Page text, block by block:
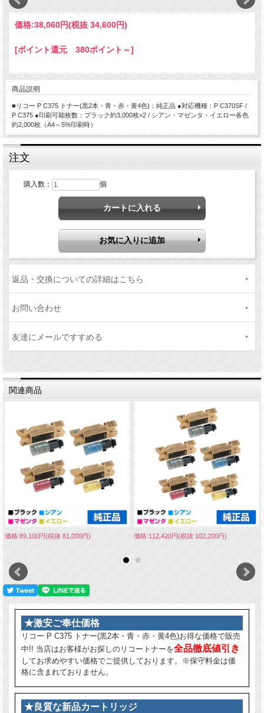
価格:38,060円(税抜 34,600円)
[ポイント還元 380ポイント～]
商品説明
■リコー P C375 トナー(黒2本・青・赤・黄4色)：純正品 ●対応機種：P C370SF /
P C375 ●印刷可能枚数：ブラック約3,000枚×2 / シアン・マゼンタ・イエロー各色
約2,000枚（A4～5%印刷時）
注文
購入数： 個
返品・交換についての詳細はこちら
お問い合わせ
友達にメールですすめる
関連商品
価格:89,100円(税抜 81,000円) 価格:112,420円(税抜 102,200円)
★激安ご奉仕価格
リコー P C375 トナー(黒2本・青・赤・黄4色)お得な価格で販売
中!! 当店はお客様がお探しのリコートナーを全品徹底値引き
してお求めやすい価格でご提供しております。※保守料金は価
格に含まれておりません。
★良質な新品カートリッジ